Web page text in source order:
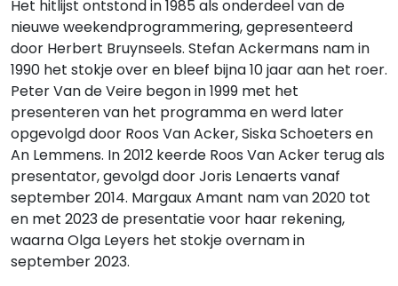
Het hitlijst ontstond in 1985 als onderdeel van de
nieuwe weekendprogrammering, gepresenteerd
door Herbert Bruynseels. Stefan Ackermans nam in
1990 het stokje over en bleef bijna 10 jaar aan het roer.
Peter Van de Veire begon in 1999 met het
presenteren van het programma en werd later
opgevolgd door Roos Van Acker, Siska Schoeters en
An Lemmens. In 2012 keerde Roos Van Acker terug als
presentator, gevolgd door Joris Lenaerts vanaf
september 2014. Margaux Amant nam van 2020 tot
en met 2023 de presentatie voor haar rekening,
waarna Olga Leyers het stokje overnam in
september 2023.